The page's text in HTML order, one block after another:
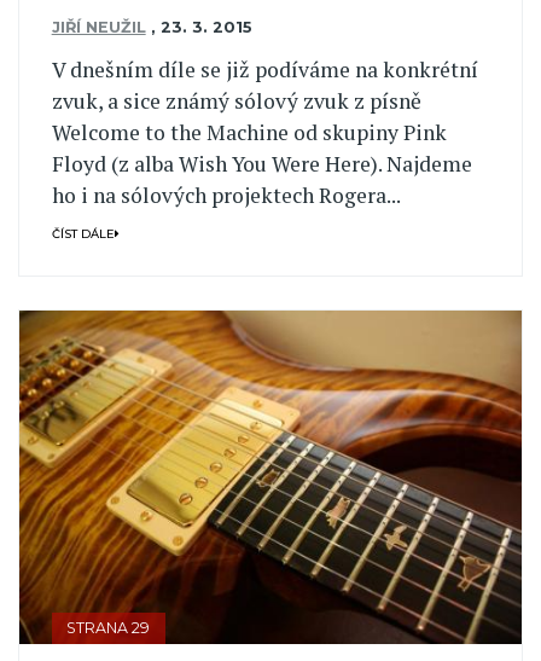
JIŘÍ NEUŽIL , 23. 3. 2015
V dnešním díle se již podíváme na konkrétní
zvuk, a sice známý sólový zvuk z písně
Welcome to the Machine od skupiny Pink
Floyd (z alba Wish You Were Here). Najdeme
ho i na sólových projektech Rogera...
ČÍST DÁLE
STRANA 29